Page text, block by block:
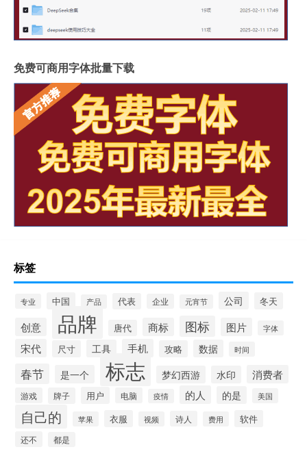
免费可商用字体批量下载
标签
专业 中国 产品 代表 企业 元宵节 公司 冬天
创意 品牌 唐代 商标 图标 图片 字体
宋代 尺寸 工具 手机 攻略 数据 时间
春节 是一个 标志 梦幻西游 水印 消费者
游戏 牌子 用户 电脑 疫情 的人 的是 美国
自己的 苹果 衣服 视频 诗人 费用 软件
还不 都是